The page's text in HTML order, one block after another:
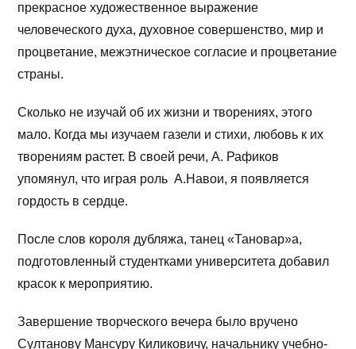
прекрасное художественное выражение
человеческого духа, духовное совершенство, мир и
процветание, межэтническое согласие и процветание
страны.
Сколько не изучай об их жизни и творениях, этого
мало. Когда мы изучаем газели и стихи, любовь к их
творениям растет. В своей речи, А. Рафиков
упомянул, что играя роль А.Навои, я появляется
гордость в сердце.
После слов короля дубляжа, танец «Тановар»а,
подготовленный студентками университета добавил
красок к мероприятию.
Завершение творческого вечера было вручено
Султанову Мансуру Киликовичу, начальнику учебно-